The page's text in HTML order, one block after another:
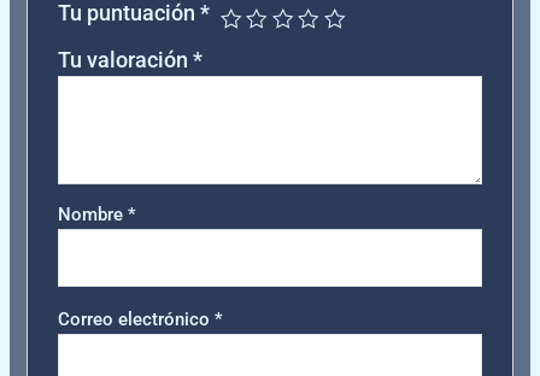
Tu puntuación *
Tu valoración *
Nombre *
Correo electrónico *